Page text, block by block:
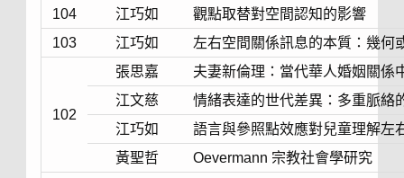
104
江巧如
觀點取替對空間認知的影響
103
江巧如 左右空間關係訊息的本質：幾何
102
張思嘉
夫妻新倫理：當代華人婚姻關係
江文慈
情緒表達的世代差異：多重脈絡
江巧如
語言與參照點效應對兒童理解左
黃聖哲
Oevermann 宗教社會學研究